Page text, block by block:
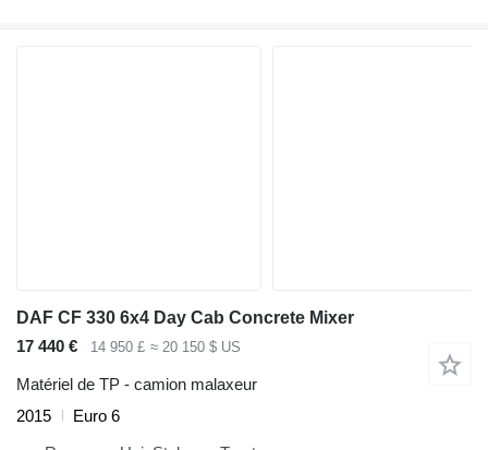
DAF CF 330 6x4 Day Cab Concrete Mixer
17 440 €
14 950 £ ≈ 20 150 $ US
Matériel de TP - camion malaxeur
2015
Euro 6